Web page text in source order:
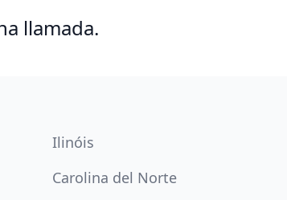
llamada.
Ilinóis
Carolina del Norte